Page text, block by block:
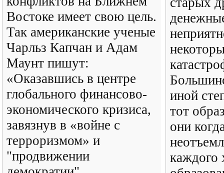
Востоке имеет свою цель.
Так американские ученые
Чарльз Капчан и Адам
Маунт пишут:
«Оказавшись в центре
глобального финансово-
экономического кризиса,
завязнув в «войне с
терроризмом» и
"продвижении
иной
тот
они
каждого